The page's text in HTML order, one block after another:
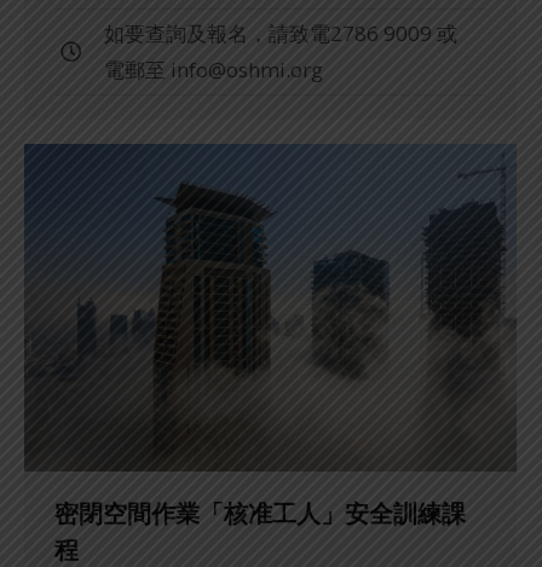
如要查詢及報名，請致電2786 9009 或
電郵至 info@oshmi.org
密閉空間作業「核准工人」安全訓練課
程